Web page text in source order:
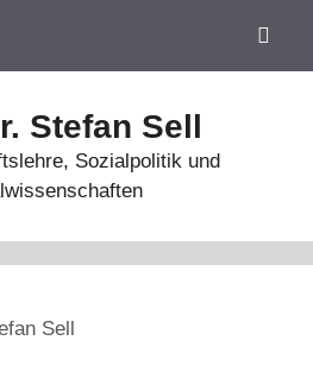
Stefan Sell
Sozialpolitik und
Sell